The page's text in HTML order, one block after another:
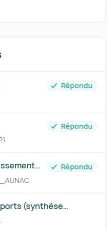
Répondu
Répondu
Répondu
(synthèse
bilan)